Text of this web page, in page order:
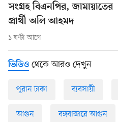
সংগ্রহ বিএনপির, জামায়াতের
প্রার্থী অলি আহমদ
১ ঘণ্টা আগে
ভিডিও থেকে আরও দেখুন
পুরান ঢাকা ব্যবসায়ী
আগুন বঙ্গবাজারে আগুন